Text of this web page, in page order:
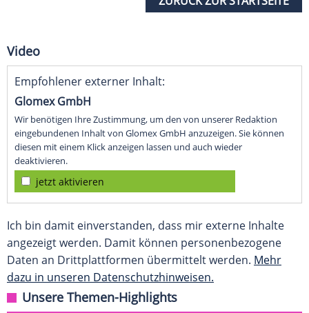
Video
Empfohlener externer Inhalt:
Glomex GmbH
Wir benötigen Ihre Zustimmung, um den von unserer Redaktion
eingebundenen Inhalt von Glomex GmbH anzuzeigen. Sie können
diesen mit einem Klick anzeigen lassen und auch wieder
deaktivieren.
jetzt aktivieren
Ich bin damit einverstanden, dass mir externe Inhalte
angezeigt werden. Damit können personenbezogene
Daten an Drittplattformen übermittelt werden. Mehr
dazu in unseren Datenschutzhinweisen.
Unsere Themen-Highlights